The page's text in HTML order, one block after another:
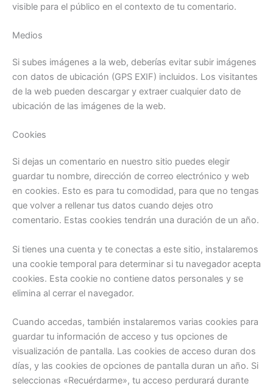
visible para el público en el contexto de tu comentario.
Medios
Si subes imágenes a la web, deberías evitar subir imágenes
con datos de ubicación (GPS EXIF) incluidos. Los visitantes
de la web pueden descargar y extraer cualquier dato de
ubicación de las imágenes de la web.
Cookies
Si dejas un comentario en nuestro sitio puedes elegir
guardar tu nombre, dirección de correo electrónico y web
en cookies. Esto es para tu comodidad, para que no tengas
que volver a rellenar tus datos cuando dejes otro
comentario. Estas cookies tendrán una duración de un año.
Si tienes una cuenta y te conectas a este sitio, instalaremos
una cookie temporal para determinar si tu navegador acepta
cookies. Esta cookie no contiene datos personales y se
elimina al cerrar el navegador.
Cuando accedas, también instalaremos varias cookies para
guardar tu información de acceso y tus opciones de
visualización de pantalla. Las cookies de acceso duran dos
días, y las cookies de opciones de pantalla duran un año. Si
seleccionas «Recuérdarme», tu acceso perdurará durante